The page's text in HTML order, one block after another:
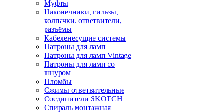
Муфты
Наконечники, гильзы,
колпачки. ответвители,
разъёмы
Кабеленесущие системы
Патроны для ламп
Патроны для ламп Vintage
Патроны для ламп со
шнуром
Пломбы
Сжимы ответвительные
Соединители SKOTCH
Спираль монтажная